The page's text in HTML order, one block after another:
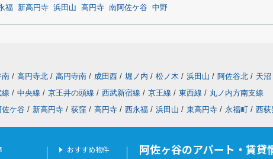
福 新高円寺 浜田山 高円寺 南阿佐ケ谷 中野
南 / 高円寺北 / 高円寺南 / 成田西 / 堀ノ内 / 松ノ木 / 浜田山 / 阿佐谷北 / 天沼
線 / 中央線 / 京王井の頭線 / 西武新宿線 / 京王線 / 東西線 / 丸ノ内方南支線
佐ケ谷 / 新高円寺 / 荻窪 / 高円寺 / 西永福 / 浜田山 / 東高円寺 / 永福町 / 西荻
おすすめ物件
阿佐ヶ谷のアパート・賃貸